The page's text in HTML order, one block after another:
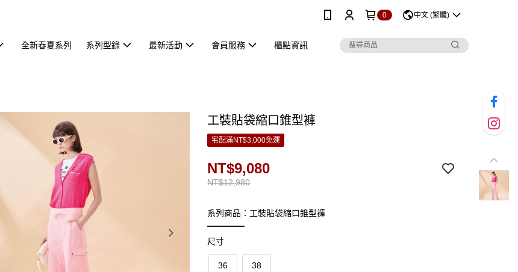
0 中文 (繁體)
全新春夏系列 系列型錄 最新活動 會員服務 櫃點資訊
工裝貼袋縮口錐型褲
宅配滿NT$3,000免運
NT$12,980
NT$9,080
系列商品：工裝貼袋縮口錐型褲
尺寸
36 38